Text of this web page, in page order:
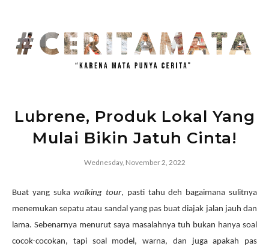
Lubrene, Produk Lokal Yang
Mulai Bikin Jatuh Cinta!
Wednesday, November 2, 2022
Buat yang sukawalking tour, pasti tahu deh bagaimana sulitnya
menemukan sepatu atau sandal yang pas buat diajak jalan jauh dan
lama. Sebenarnya menurut saya masalahnya tuh bukan hanya soal
cocok-cocokan, tapi soal model, warna, dan juga apakah pas